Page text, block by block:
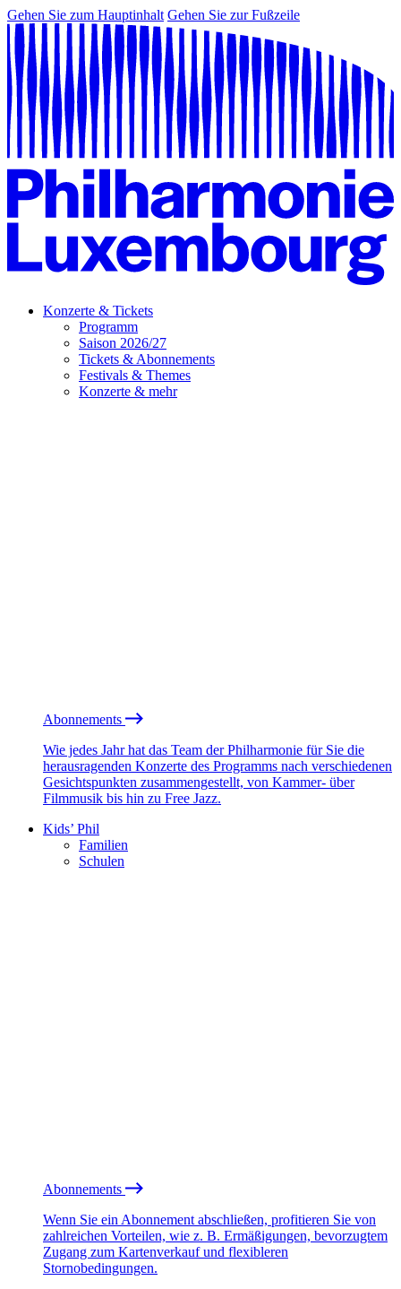
Gehen Sie zum Hauptinhalt Gehen Sie zur Fußzeile
Konzerte & Tickets
Programm
Saison 2026/27
Tickets & Abonnements
Festivals & Themes
Konzerte & mehr
Abonnements
Wie jedes Jahr hat das Team der Philharmonie für Sie die
herausragenden Konzerte des Programms nach verschiedenen
Gesichtspunkten zusammengestellt, von Kammer- über
Filmmusik bis hin zu Free Jazz.
Kids’ Phil
Familien
Schulen
Abonnements
Wenn Sie ein Abonnement abschließen, profitieren Sie von
zahlreichen Vorteilen, wie z. B. Ermäßigungen, bevorzugtem
Zugang zum Kartenverkauf und flexibleren
Stornobedingungen.